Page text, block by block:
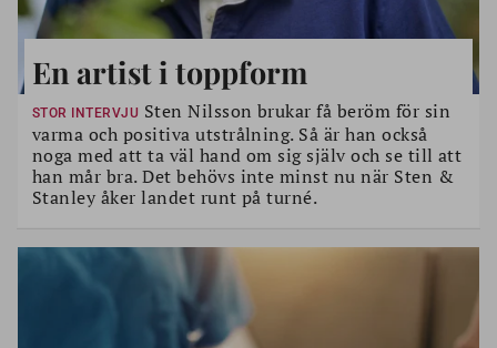
En artist i toppform
STOR INTERVJU Sten Nilsson brukar få beröm för sin
varma och positiva utstrålning. Så är han också
noga med att ta väl hand om sig själv och se till att
han mår bra. Det behövs inte minst nu när Sten &
Stanley åker landet runt på turné.